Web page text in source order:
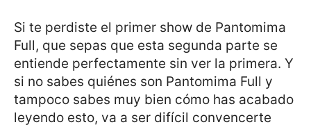
Si te perdiste el primer show de Pantomima
Full, que sepas que esta segunda parte se
entiende perfectamente sin ver la primera. Y
si no sabes quiénes son Pantomima Full y
tampoco sabes muy bien cómo has acabado
leyendo esto, va a ser difícil convencerte